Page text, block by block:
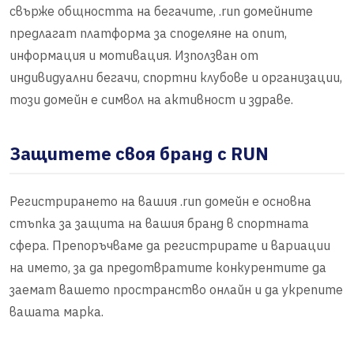
свърже общността на бегачите, .run домейните
предлагат платформа за споделяне на опит,
информация и мотивация. Използван от
индивидуални бегачи, спортни клубове и организации,
този домейн е символ на активност и здраве.
Защитете своя бранд с RUN
Регистрирането на вашия .run домейн е основна
стъпка за защита на вашия бранд в спортната
сфера. Препоръчваме да регистрирате и вариации
на името, за да предотвратите конкурентите да
заемат вашето пространство онлайн и да укрепите
вашата марка.